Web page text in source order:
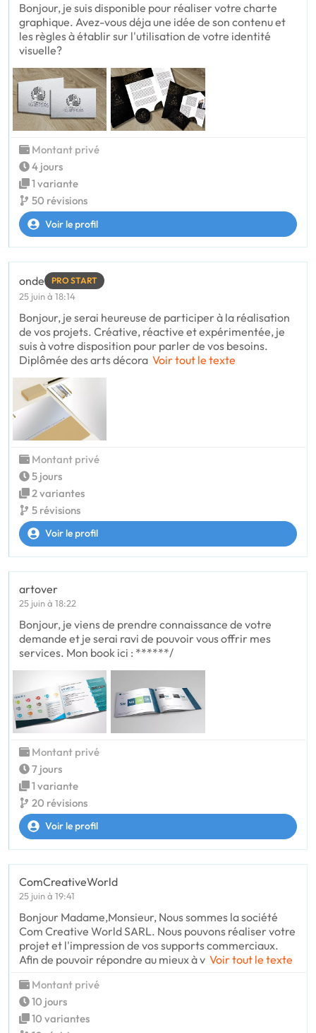
Bonjour, je suis disponible pour réaliser votre charte
graphique. Avez-vous déja une idée de son contenu et
les règles à établir sur l'utilisation de votre identité
visuelle?
Montant privé
4 jours
1 variante
50 révisions
Voir le profil
onde PRO START
25 juin à 18:14
Bonjour, je serai heureuse de participer à la réalisation
de vos projets. Créative, réactive et expérimentée, je
suis à votre disposition pour parler de vos besoins.
Diplômée des arts décora Voir tout le texte
Montant privé
5 jours
2 variantes
5 révisions
Voir le profil
artover
25 juin à 18:22
Bonjour, je viens de prendre connaissance de votre
demande et je serai ravi de pouvoir vous offrir mes
services. Mon book ici : ******/
Montant privé
7 jours
1 variante
20 révisions
Voir le profil
ComCreativeWorld
25 juin à 19:41
Bonjour Madame,Monsieur, Nous sommes la société
Com Creative World SARL. Nous pouvons réaliser votre
projet et l'impression de vos supports commerciaux.
Afin de pouvoir répondre au mieux à v Voir tout le texte
Montant privé
10 jours
10 variantes